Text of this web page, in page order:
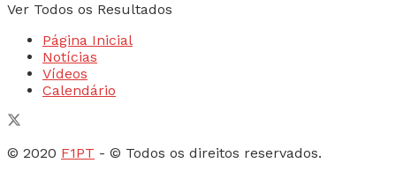
Ver Todos os Resultados
Página Inicial
Notícias
Vídeos
Calendário
© 2020 F1PT - © Todos os direitos reservados.